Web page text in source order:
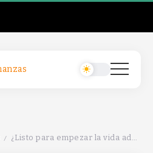
/ ¿Listo para empezar la vida adulta? Sigue estos 11 pasos para una jubilación exitosa.